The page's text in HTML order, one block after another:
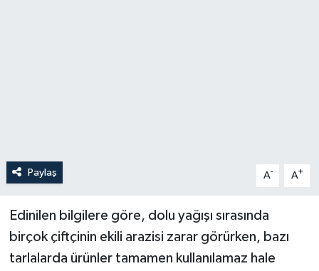
Paylaş A- A+
Edinilen bilgilere göre, dolu yağışı sırasında
birçok çiftçinin ekili arazisi zarar görürken, bazı
tarlalarda ürünler tamamen kullanılamaz hale